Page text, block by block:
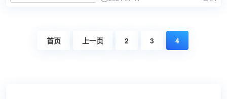
首页 上一页 2 3 4